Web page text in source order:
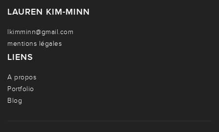
LAUREN KIM-MINN
lkimminn@gmail.com
mentions légales
LIENS
A propos
Portfolio
Blog